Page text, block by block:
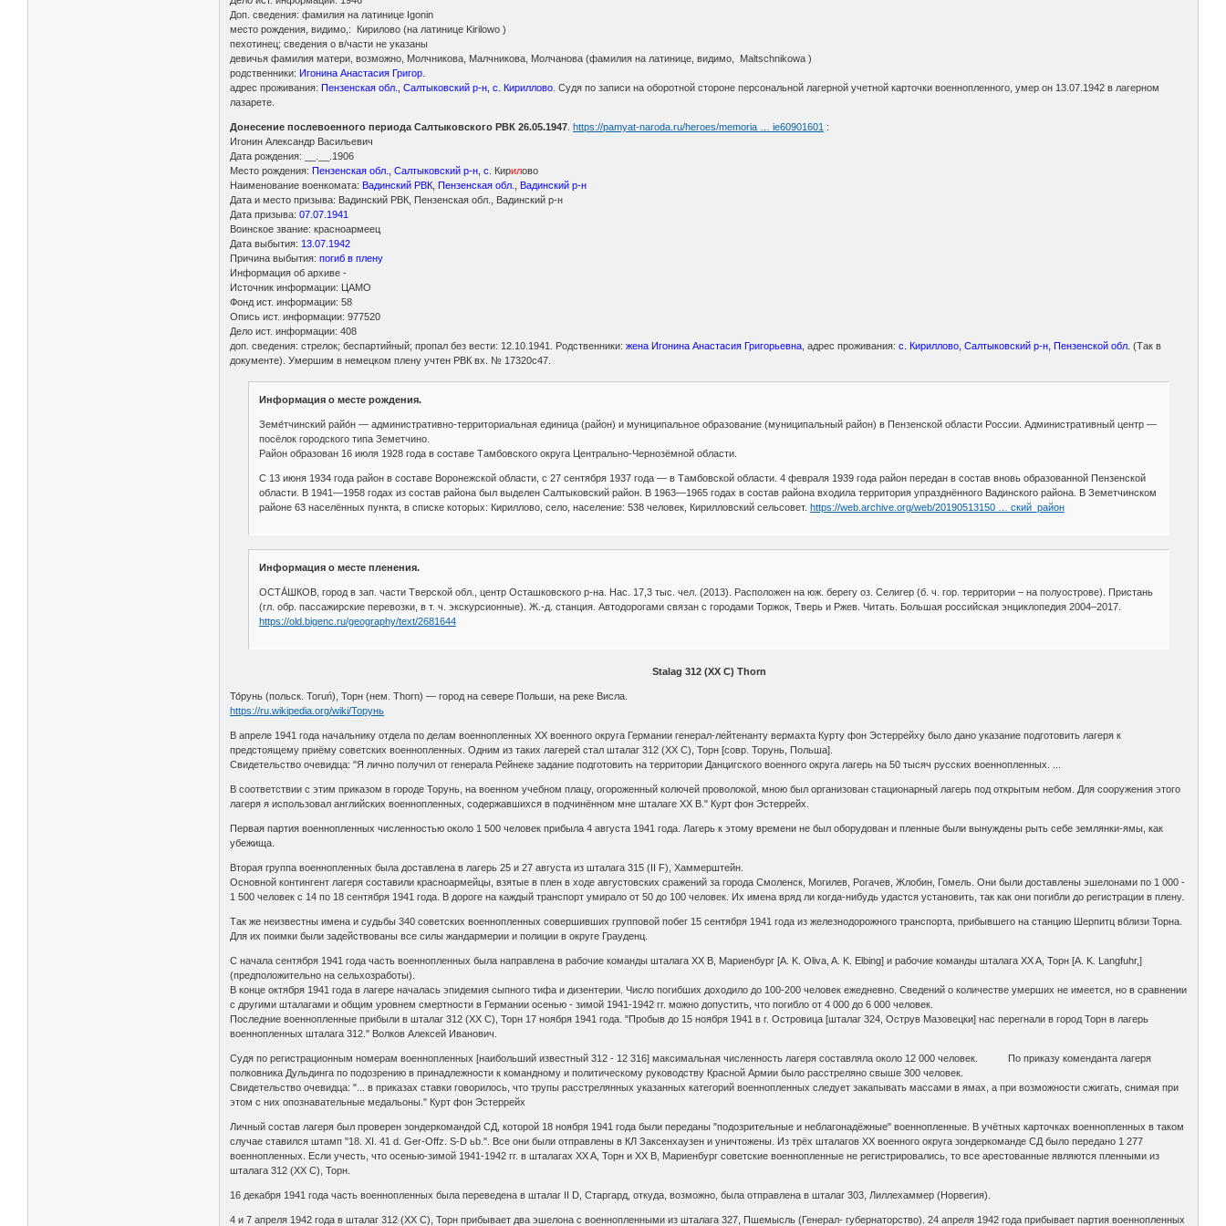
Доп. сведения: фамилия на латинице Igonin
место рождения, видимо,: Кирилово (на латинице Kirilowo )
пехотинец; сведения о в/части не указаны
девичья фамилия матери, возможно, Молчникова, Малчникова, Молчанова (фамилия на латинице, видимо, Maltschnikowa )
родственники: Игонина Анастасия Григор
адрес проживания:Пензенская обл., Салтыковский р-н, с. Кириллово . Судя по записи на оборотной стороне персональной лагерной учетной карточки военнопленного, умер он 13.07.1942 в лагерном
лазарете.
Донесение послевоенного периода Салтыковского РВК 26.05.1947 .https://pamyat-naroda.ru/heroes/memoria … ie60901601 :
Игонин Александр Васильевич
Дата рождения: __.__.1906
Место рождения:Пензенская обл., Салтыковский р-н, с . Кирилово
Наименование военкомата: Вадинский РВК, Пензенская обл., Вадинский р-н
Дата и место призыва: Вадинский РВК, Пензенская обл., Вадинский р-н
Дата призыва: 07.07.1941
Воинское звание: красноармеец
Дата выбытия: 13.07.1942
Причина выбытия: погиб в плену
Информация об архиве -
Источник информации: ЦАМО
Фонд ист. информации: 58
Опись ист. информации: 977520
Дело ист. информации: 408
доп. сведения: стрелок; беспартийный; пропал без вести: 12.10.1941. Родственники:жена Игонина Анастасия Григорьевна , адрес проживания:с. Кириллово, Салтыковский р-н, Пензенской обл. (Так в
документе). Умершим в немецком плену учтен РВК вх. № 17320с47.
Информация о месте рождения.
Земе́тчинский райо́н — административно-территориальная единица (район) и муниципальное образование (муниципальный район) в Пензенской области России. Административный центр —
посёлок городского типа Земетчино.
Район образован 16 июля 1928 года в составе Тамбовского округа Центрально-Чернозёмной области.
С 13 июня 1934 года район в составе Воронежской области, с 27 сентября 1937 года — в Тамбовской области. 4 февраля 1939 года район передан в состав вновь образованной Пензенской
области. В 1941—1958 годах из состав района был выделен Салтыковский район. В 1963—1965 годах в состав района входила территория упразднённого Вадинского района. В Земетчинском
районе 63 населённых пункта, в списке которых: Кириллово, село, население: 538 человек, Кирилловский сельсовет. https://web.archive.org/web/20190513150 … ский_район
Информация о месте пленения.
ОСТА́ШКОВ, город в зап. части Тверской обл., центр Осташковского р-на. Нас. 17,3 тыс. чел. (2013). Расположен на юж. берегу оз. Селигер (б. ч. гор. территории – на полуострове). Пристань
(гл. обр. пассажирские перевозки, в т. ч. экскурсионные). Ж.-д. станция. Автодорогами связан с городами Торжок, Тверь и Ржев. Читать. Большая российская энциклопедия 2004–2017.
https://old.bigenc.ru/geography/text/2681644
Stalag 312 (XX C) Thorn
То́рунь (польск. Toruń), Торн (нем. Thorn) — город на севере Польши, на реке Висла.
https://ru.wikipedia.org/wiki/Торунь
В апреле 1941 года начальнику отдела по делам военнопленных ХХ военного округа Германии генерал-лейтенанту вермахта Курту фон Эстеррейху было дано указание подготовить лагеря к
предстоящему приёму советских военнопленных. Одним из таких лагерей стал шталаг 312 (XX C), Торн [совр. Торунь, Польша].
Свидетельство очевидца: "Я лично получил от генерала Рейнеке задание подготовить на территории Данцигского военного округа лагерь на 50 тысяч русских военнопленных. ...
В соответствии с этим приказом в городе Торунь, на военном учебном плацу, огороженный колючей проволокой, мною был организован стационарный лагерь под открытым небом. Для сооружения этого
лагеря я использовал английских военнопленных, содержавшихся в подчинённом мне шталаге XX B." Курт фон Эстеррейх.
Первая партия военнопленных численностью около 1 500 человек прибыла 4 августа 1941 года. Лагерь к этому времени не был оборудован и пленные были вынуждены рыть себе землянки-ямы, как
убежища.
Вторая группа военнопленных была доставлена в лагерь 25 и 27 августа из шталага 315 (II F), Хаммерштейн.
Основной контингент лагеря составили красноармейцы, взятые в плен в ходе августовских сражений за города Смоленск, Могилев, Рогачев, Жлобин, Гомель. Они были доставлены эшелонами по 1 000 -
1 500 человек с 14 по 18 сентября 1941 года. В дороге на каждый транспорт умирало от 50 до 100 человек. Их имена вряд ли когда-нибудь удастся установить, так как они погибли до регистрации в плену.
Так же неизвестны имена и судьбы 340 советских военнопленных совершивших групповой побег 15 сентября 1941 года из железнодорожного транспорта, прибывшего на станцию Шерпитц вблизи Торна.
Для их поимки были задействованы все силы жандармерии и полиции в округе Грауденц.
С начала сентября 1941 года часть военнопленных была направлена в рабочие команды шталага XX B, Мариенбург [A. K. Oliva, A. K. Elbing] и рабочие команды шталага XX A, Торн [A. K. Langfuhr,]
(предположительно на сельхозработы).
В конце октября 1941 года в лагере началась эпидемия сыпного тифа и дизентерии. Число погибших доходило до 100-200 человек ежедневно. Сведений о количестве умерших не имеется, но в сравнении
с другими шталагами и общим уровнем смертности в Германии осенью - зимой 1941-1942 гг. можно допустить, что погибло от 4 000 до 6 000 человек.
Последние военнопленные прибыли в шталаг 312 (XX C), Торн 17 ноября 1941 года. "Пробыв до 15 ноября 1941 в г. Островица [шталаг 324, Острув Мазовецки] нас перегнали в город Торн в лагерь
военнопленных шталага 312." Волков Алексей Иванович.
Судя по регистрационным номерам военнопленных [наибольший известный 312 - 12 316] максимальная численность лагеря составляла около 12 000 человек. По приказу коменданта лагеря
полковника Дульдинга по подозрению в принадлежности к командному и политическому руководству Красной Армии было расстреляно свыше 300 человек.
Свидетельство очевидца: "... в приказах ставки говорилось, что трупы расстрелянных указанных категорий военнопленных следует закапывать массами в ямах, а при возможности сжигать, снимая при
этом с них опознавательные медальоны." Курт фон Эстеррейх
Личный состав лагеря был проверен зондеркомандой СД, которой 18 ноября 1941 года были переданы "подозрительные и неблагонадёжные" военнопленные. В учётных карточках военнопленных в таком
случае ставился штамп "18. XI. 41 d. Ger-Offz. S-D ьb.". Все они были отправлены в КЛ Заксенхаузен и уничтожены. Из трёх шталагов XX военного округа зондеркоманде СД было передано 1 277
военнопленных. Если учесть, что осенью-зимой 1941-1942 гг. в шталагах XX A, Торн и XX B, Мариенбург советские военнопленные не регистрировались, то все арестованные являются пленными из
шталага 312 (XX C), Торн.
16 декабря 1941 года часть военнопленных была переведена в шталаг II D, Старгард, откуда, возможно, была отправлена в шталаг 303, Лиллехаммер (Норвегия).
4 и 7 апреля 1942 года в шталаг 312 (XX C), Торн прибывает два эшелона с военнопленными из шталага 327, Пшемысль (Генерал- губернаторство). 24 апреля 1942 года прибывает партия военнопленных